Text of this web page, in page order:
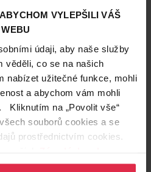
VYLEPŠILI VÁŠ
údaji, aby naše služby
věděli, co se na našich
nabízet užitečné funkce, mohli
a abychom vám mohli
Kliknutím na „Povolit vše“
souborů cookies a se
prostřednictvím cookies.
soli, určená pro vanové
má především změkčovat
a alkalické uhličitany. Bývá